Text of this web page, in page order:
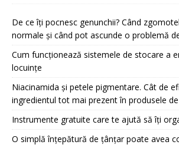
De ce îți pocnesc genunchii? Când
normale și când pot ascunde o problemă
Cum funcționează sistemele de stocare a
locuințe
Niacinamida și petele pigmentare. Cât de
ingredientul tot mai prezent în produsele
Instrumente gratuite care te ajută să îți
O simplă înțepătură de țânțar poate avea